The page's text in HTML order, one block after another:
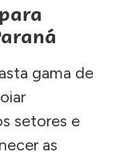
gama de
setores e
as